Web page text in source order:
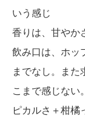
いう感じ
香りは、甘やか
飲み口は、ホッ
までなし。また
こまで感じない
ピカルさ＋柑橘